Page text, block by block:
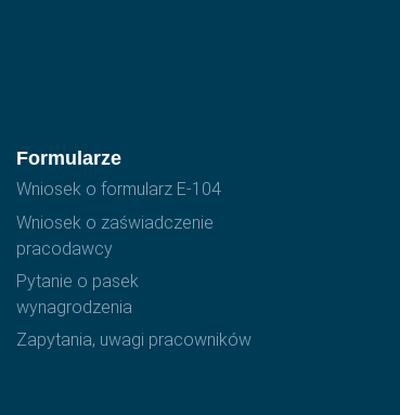
Formularze
Wniosek o formularz E-104
Wniosek o zaświadczenie
pracodawcy
Pytanie o pasek
wynagrodzenia
Zapytania, uwagi pracowników